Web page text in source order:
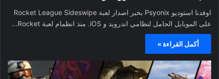
اوفدنا استوديو Psyonix بخبر اصدار لعبة Rocket League Sideswipe
على الموبايل الحامل لنظامي اندرويد و iOS. منذ انظمام لعبة Rocket…
أكمل القراءة »